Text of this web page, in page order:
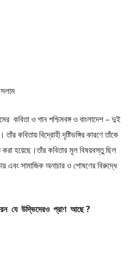
কবিতা ও গান পশ্চিমবঙ্গ ও বাংলাদেশ – দুই
কবিতায় বিদ্রোহী দৃষ্টিভঙ্গির কারণে তাঁকে
করা হয়েছে।তাঁর কবিতার মূল বিষয়বস্তু ছিল
এবং সামাজিক অনাচার ও শোষণের বিরুদ্ধে
যে উদ্ভিদেরও প্রাণ আছে ?